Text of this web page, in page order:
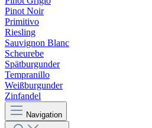
Pinot Noir
Primitivo
Riesling
Sauvignon Blanc
Scheurebe
Spätburgunder
Tempranillo
Weißburgunder
Zinfandel
Navigation